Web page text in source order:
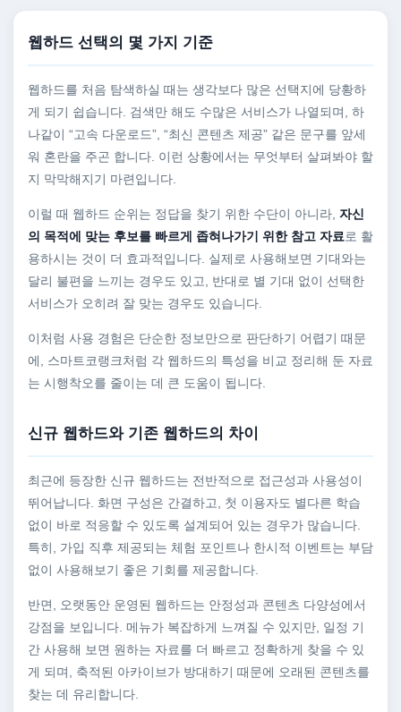
웹하드 선택의 몇 가지 기준
웹하드를 처음 탐색하실 때는 생각보다 많은 선택지에 당황하
게 되기 쉽습니다. 검색만 해도 수많은 서비스가 나열되며, 하
나같이 “고속 다운로드”, “최신 콘텐츠 제공” 같은 문구를 앞세
워 혼란을 주곤 합니다. 이런 상황에서는 무엇부터 살펴봐야 할
지 막막해지기 마련입니다.
이럴 때 웹하드 순위는 정답을 찾기 위한 수단이 아니라, 자신
의 목적에 맞는 후보를 빠르게 좁혀나가기 위한 참고 자료로 활
용하시는 것이 더 효과적입니다. 실제로 사용해보면 기대와는
달리 불편을 느끼는 경우도 있고, 반대로 별 기대 없이 선택한
서비스가 오히려 잘 맞는 경우도 있습니다.
이처럼 사용 경험은 단순한 정보만으로 판단하기 어렵기 때문
에, 스마트코랭크처럼 각 웹하드의 특성을 비교 정리해 둔 자료
는 시행착오를 줄이는 데 큰 도움이 됩니다.
신규 웹하드와 기존 웹하드의 차이
최근에 등장한 신규 웹하드는 전반적으로 접근성과 사용성이
뛰어납니다. 화면 구성은 간결하고, 첫 이용자도 별다른 학습
없이 바로 적응할 수 있도록 설계되어 있는 경우가 많습니다.
특히, 가입 직후 제공되는 체험 포인트나 한시적 이벤트는 부담
없이 사용해보기 좋은 기회를 제공합니다.
반면, 오랫동안 운영된 웹하드는 안정성과 콘텐츠 다양성에서
강점을 보입니다. 메뉴가 복잡하게 느껴질 수 있지만, 일정 기
간 사용해 보면 원하는 자료를 더 빠르고 정확하게 찾을 수 있
게 되며, 축적된 아카이브가 방대하기 때문에 오래된 콘텐츠를
찾는 데 유리합니다.